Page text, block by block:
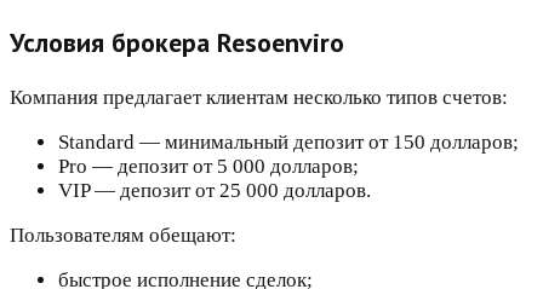
Условия брокера Resoenviro
Компания предлагает клиентам несколько типов счетов:
Standard — минимальный депозит от 150 долларов;
Pro — депозит от 5 000 долларов;
VIP — депозит от 25 000 долларов.
Пользователям обещают:
быстрое исполнение сделок;